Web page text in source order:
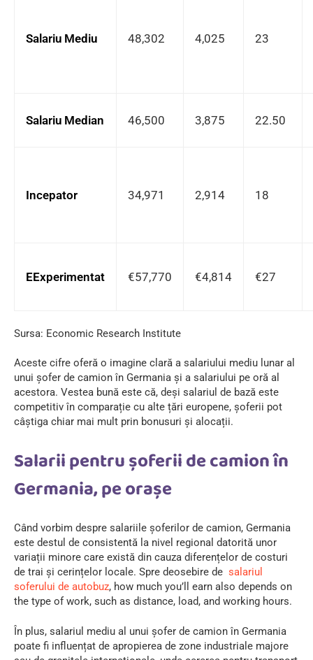
Salariu Mediu 48,302 4,025 23
Salariu Median 46,500 3,875 22.50
Incepator 34,971 2,914 18
EExperimentat €57,770 €4,814 €27
Sursa: Economic Research Institute
Aceste cifre oferă o imagine clară a salariului mediu lunar al
unui șofer de camion în Germania și a salariului pe oră al
acestora. Vestea bună este că, deși salariul de bază este
competitiv în comparație cu alte țări europene, șoferii pot
câștiga chiar mai mult prin bonusuri și alocații.
Salarii pentru șoferii de camion în
Germania, pe orașe
Când vorbim despre salariile șoferilor de camion, Germania
este destul de consistentă la nivel regional datorită unor
variații minore care există din cauza diferențelor de costuri
de trai și cerințelor locale. Spre deosebire de salariul
soferului de autobuz, how much you’ll earn also depends on
the type of work, such as distance, load, and working hours.
În plus, salariul mediu al unui șofer de camion în Germania
poate fi influențat de apropierea de zone industriale majore